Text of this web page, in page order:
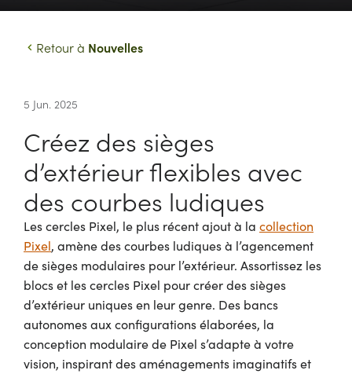
Retour à Nouvelles
5 Jun. 2025
Créez des sièges
d’extérieur flexibles avec
des courbes ludiques
Les cercles Pixel, le plus récent ajout à la collection
Pixel, amène des courbes ludiques à l’agencement
de sièges modulaires pour l’extérieur. Assortissez les
blocs et les cercles Pixel pour créer des sièges
d’extérieur uniques en leur genre. Des bancs
autonomes aux configurations élaborées, la
conception modulaire de Pixel s’adapte à votre
vision, inspirant des aménagements imaginatifs et